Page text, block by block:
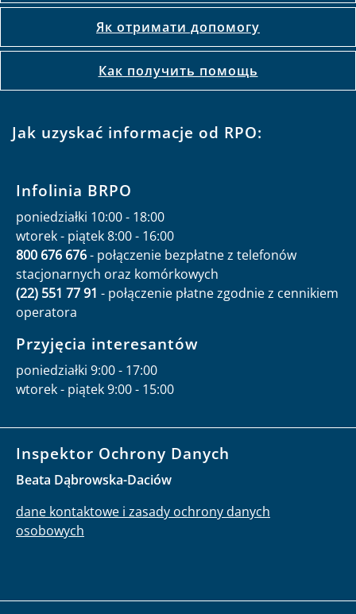
Як отримати допомогу
Как получить помощь
Jak uzyskać informacje od RPO:
Infolinia BRPO
poniedziałki 10:00 - 18:00
wtorek - piątek 8:00 - 16:00
800 676 676- połączenie bezpłatne z telefonów
stacjonarnych oraz komórkowych
(22) 551 77 91 - połączenie płatne zgodnie z cennikiem
operatora
Przyjęcia interesantów
poniedziałki 9:00 - 17:00
wtorek - piątek 9:00 - 15:00
Inspektor Ochrony Danych
Beata Dąbrowska-Daciów
dane kontaktowe i zasady ochrony danych
osobowych